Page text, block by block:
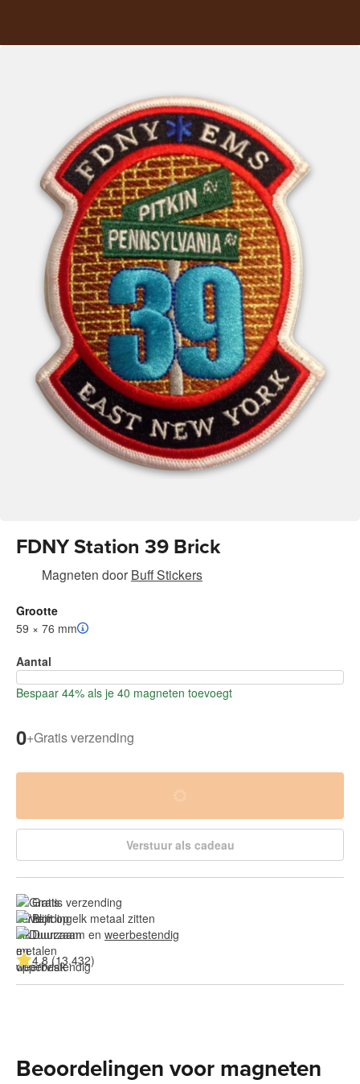
FDNY Station 39 Brick
Magneten door Buff Stickers
Grootte
59 × 76 mm
Aantal
Bespaar 44% als je 40 magneten toevoegt
0+Gratis verzending
Verstuur als cadeau
Gratis verzending
Blijft op elk metaal zitten
Duurzaam en weerbestendig
4.8 (13.432)
Beoordelingen voor magneten